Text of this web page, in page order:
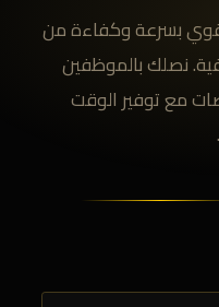
بسرعة وكفاءة من
نصلك بالموظفين
مع توفير الوقت